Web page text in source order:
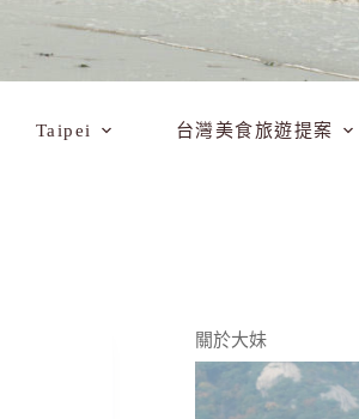
Taipei 台灣美食旅遊提案
關於大妹